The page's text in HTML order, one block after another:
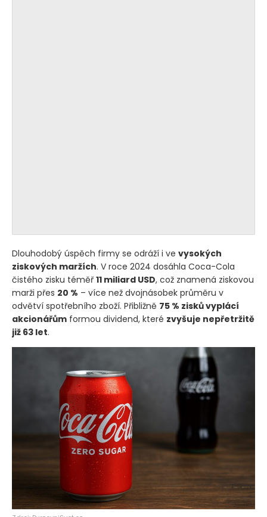
Dlouhodobý úspěch firmy se odráží i ve vysokých
ziskových maržích. V roce 2024 dosáhla Coca-Cola
čistého zisku téměř 11 miliard USD, což znamená ziskovou
marži přes 20 % – více než dvojnásobek průměru v
odvětví spotřebního zboží. Přibližně 75 % zisků vyplácí
akcionářům formou dividend, které zvyšuje nepřetržitě
již 63 let.